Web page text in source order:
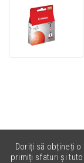
roșu
Doriți să obțineți
primiți sfaturi și